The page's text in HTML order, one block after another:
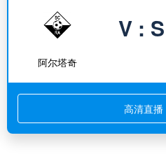
NBA资讯
阿尔塔奇
V : S
高清直播